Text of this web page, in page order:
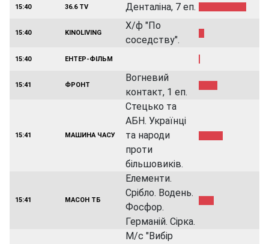
15:40 36.6 TV Денталіна, 7 еп.
15:40 KINOLIVING
Х/ф "По
соседству".
15:40 ЕНТЕР-ФІЛЬМ
15:41 ФРОНТ
Вогневий
контакт, 1 еп.
15:41 МАШИНА ЧАСУ
Стецько та
АБН. Українці
та народи
проти
більшовиків.
15:41 МАСОН ТБ
Елементи.
Срібло. Водень.
Фосфор.
Германій. Сірка.
М/с "Вибір